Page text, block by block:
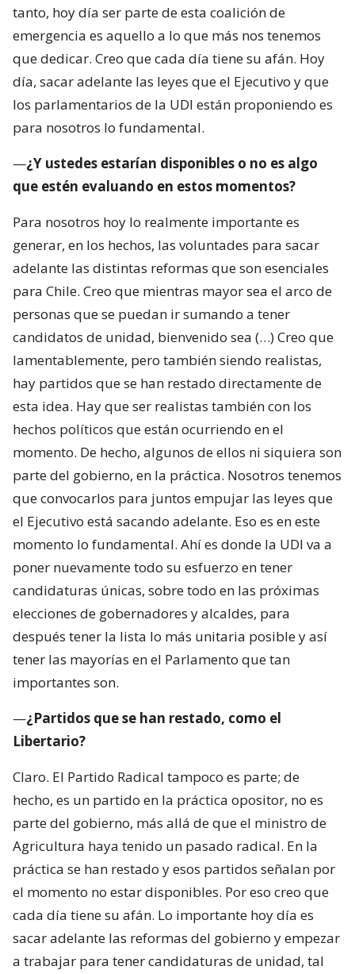
tanto, hoy día ser parte de esta coalición de
emergencia es aquello a lo que más nos tenemos
que dedicar. Creo que cada día tiene su afán. Hoy
día, sacar adelante las leyes que el Ejecutivo y que
los parlamentarios de la UDI están proponiendo es
para nosotros lo fundamental.
—¿Y ustedes estarían disponibles o no es algo
que estén evaluando en estos momentos?
Para nosotros hoy lo realmente importante es
generar, en los hechos, las voluntades para sacar
adelante las distintas reformas que son esenciales
para Chile. Creo que mientras mayor sea el arco de
personas que se puedan ir sumando a tener
candidatos de unidad, bienvenido sea (…) Creo que
lamentablemente, pero también siendo realistas,
hay partidos que se han restado directamente de
esta idea. Hay que ser realistas también con los
hechos políticos que están ocurriendo en el
momento. De hecho, algunos de ellos ni siquiera son
parte del gobierno, en la práctica. Nosotros tenemos
que convocarlos para juntos empujar las leyes que
el Ejecutivo está sacando adelante. Eso es en este
momento lo fundamental. Ahí es donde la UDI va a
poner nuevamente todo su esfuerzo en tener
candidaturas únicas, sobre todo en las próximas
elecciones de gobernadores y alcaldes, para
después tener la lista lo más unitaria posible y así
tener las mayorías en el Parlamento que tan
importantes son.
—¿Partidos que se han restado, como el
Libertario?
Claro. El Partido Radical tampoco es parte; de
hecho, es un partido en la práctica opositor, no es
parte del gobierno, más allá de que el ministro de
Agricultura haya tenido un pasado radical. En la
práctica se han restado y esos partidos señalan por
el momento no estar disponibles. Por eso creo que
cada día tiene su afán. Lo importante hoy día es
sacar adelante las reformas del gobierno y empezar
a trabajar para tener candidaturas de unidad, tal